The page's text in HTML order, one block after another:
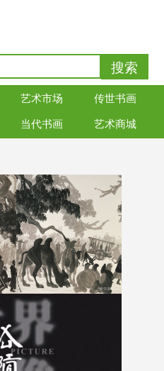
艺术市场 传世书画
当代书画 艺术商城